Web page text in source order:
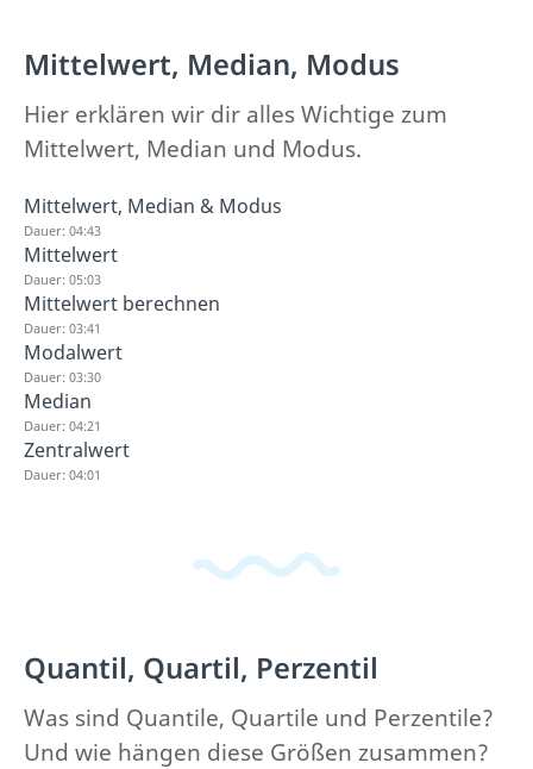
Mittelwert, Median, Modus
Hier erklären wir dir alles Wichtige zum
Mittelwert, Median und Modus.
Mittelwert, Median & Modus
Dauer: 04:43
Mittelwert
Dauer: 05:03
Mittelwert berechnen
Dauer: 03:41
Modalwert
Dauer: 03:30
Median
Dauer: 04:21
Zentralwert
Dauer: 04:01
Quantil, Quartil, Perzentil
Was sind Quantile, Quartile und Perzentile?
Und wie hängen diese Größen zusammen?